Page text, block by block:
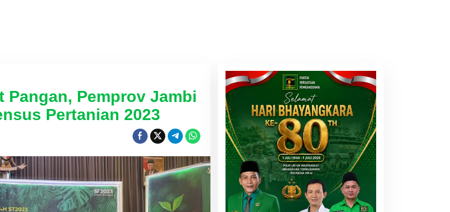
Pangan, Pemprov Jambi
Pertanian 2023